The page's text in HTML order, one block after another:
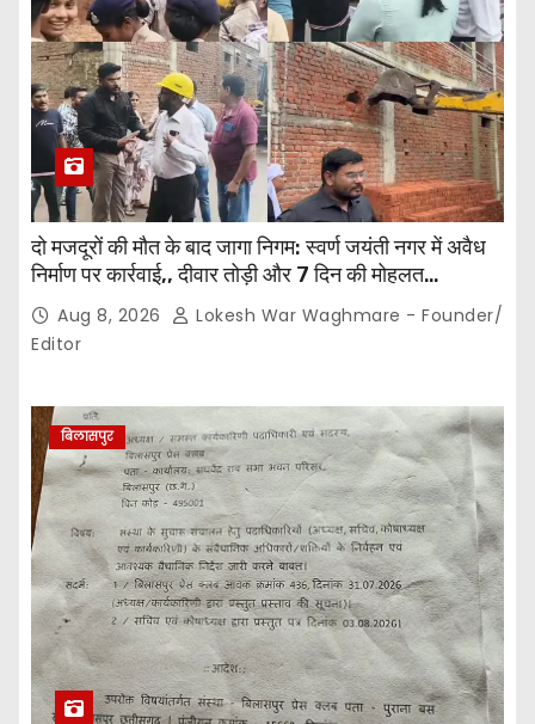
दो मजदूरों की मौत के बाद जागा निगम: स्वर्ण जयंती नगर में अवैध
निर्माण पर कार्रवाई,, दीवार तोड़ी और 7 दिन की मोहलत…
Aug 8, 2026
Lokesh War Waghmare - Founder/
Editor
बिलासपुर